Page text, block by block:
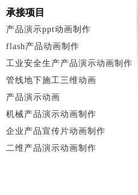
承接项目
产品演示ppt动画制作
flash产品动画制作
工业安全生产产品演示动画制作
管线地下施工三维动画
产品演示动画
机械产品演示动画制作
企业产品宣传片动画制作
二维产品演示动画制作